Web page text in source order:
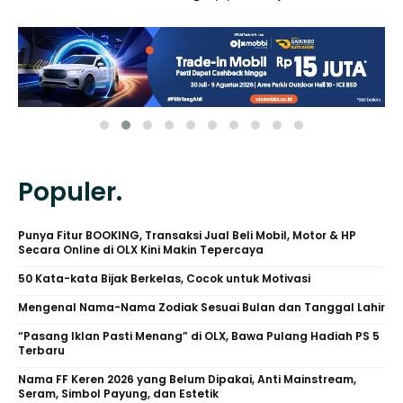
Populer.
Punya Fitur BOOKING, Transaksi Jual Beli Mobil, Motor & HP
Secara Online di OLX Kini Makin Tepercaya
50 Kata-kata Bijak Berkelas, Cocok untuk Motivasi
Mengenal Nama-Nama Zodiak Sesuai Bulan dan Tanggal Lahir
“Pasang Iklan Pasti Menang” di OLX, Bawa Pulang Hadiah PS 5
Terbaru
Nama FF Keren 2026 yang Belum Dipakai, Anti Mainstream,
Seram, Simbol Payung, dan Estetik